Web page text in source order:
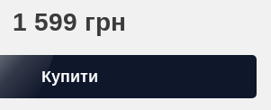
1 599 грн
Купити